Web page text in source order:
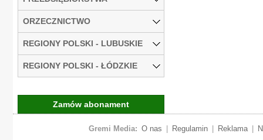
ORZECZNICTWO
REGIONY POLSKI - LUBUSKIE
REGIONY POLSKI - ŁÓDZKIE
Zamów abonament
Gremi Media: O nas Regulamin Reklama